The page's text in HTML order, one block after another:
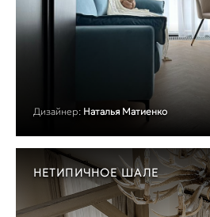
Дизайнер: Наталья Матиенко
НЕТИПИЧНОЕ ШАЛЕ